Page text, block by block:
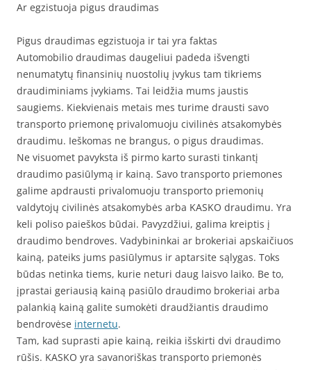
Ar egzistuoja pigus draudimas
Pigus draudimas egzistuoja ir tai yra faktas
Automobilio draudimas daugeliui padeda išvengti
nenumatytų finansinių nuostolių įvykus tam tikriems
draudiminiams įvykiams. Tai leidžia mums jaustis
saugiems. Kiekvienais metais mes turime drausti savo
transporto priemonę privalomuoju civilinės atsakomybės
draudimu. Ieškomas ne brangus, o pigus draudimas.
Ne visuomet pavyksta iš pirmo karto surasti tinkantį
draudimo pasiūlymą ir kainą. Savo transporto priemones
galime apdrausti privalomuoju transporto priemonių
valdytojų civilinės atsakomybės arba KASKO draudimu. Yra
keli poliso paieškos būdai. Pavyzdžiui, galima kreiptis į
draudimo bendroves. Vadybininkai ar brokeriai apskaičiuos
kainą, pateiks jums pasiūlymus ir aptarsite sąlygas. Toks
būdas netinka tiems, kurie neturi daug laisvo laiko. Be to,
įprastai geriausią kainą pasiūlo draudimo brokeriai arba
palankią kainą galite sumokėti draudžiantis draudimo
bendrovėse internetu.
Tam, kad suprasti apie kainą, reikia išskirti dvi draudimo
rūšis. KASKO yra savanoriškas transporto priemonės